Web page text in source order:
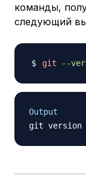
команды,
следующий
git --
Output
git version